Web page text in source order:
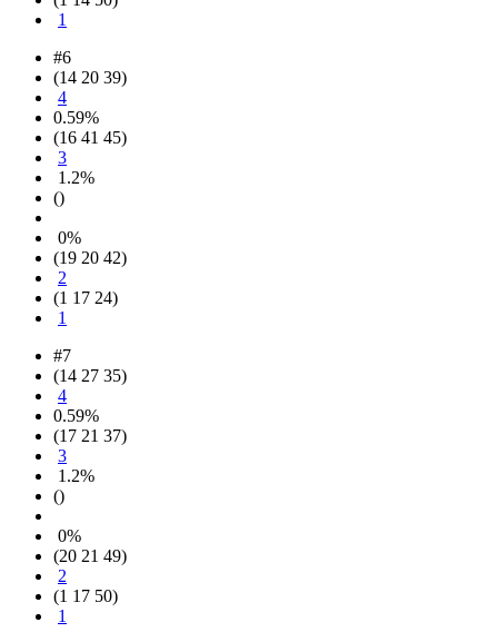
1
#6
(14 20 39)
4
0.59%
(16 41 45)
3
1.2%
()
0%
(19 20 42)
2
(1 17 24)
1
#7
(14 27 35)
4
0.59%
(17 21 37)
3
1.2%
()
0%
(20 21 49)
2
(1 17 50)
1